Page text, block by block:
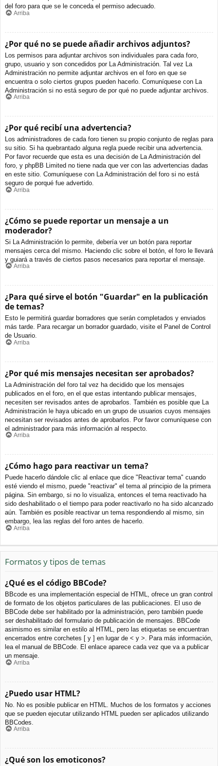
del foro para que se le conceda el permiso adecuado.
Arriba
¿Por qué no se puede añadir archivos adjuntos?
Los permisos para adjuntar archivos son individuales para cada foro,
grupo, usuario y son concedidos por La Administración. Tal vez La
Administración no permite adjuntar archivos en el foro en que se
encuentra o solo ciertos grupos pueden hacerlo. Comuníquese con La
Administración si no está seguro de por qué no puede adjuntar archivos.
Arriba
¿Por qué recibí una advertencia?
Los administradores de cada foro tienen su propio conjunto de reglas para
su sitio. Si ha quebrantado alguna regla puede recibir una advertencia.
Por favor recuerde que esta es una decisión de La Administración del
foro, y phpBB Limited no tiene nada que ver con las advertencias dadas
en este sitio. Comuníquese con La Administración del foro si no está
seguro de porqué fue advertido.
Arriba
¿Cómo se puede reportar un mensaje a un
moderador?
Si La Administración lo permite, debería ver un botón para reportar
mensajes cerca del mismo. Haciendo clic sobre el botón, el foro le llevará
y guiará a través de ciertos pasos necesarios para reportar el mensaje.
Arriba
¿Para qué sirve el botón "Guardar" en la publicación
de temas?
Esto le permitirá guardar borradores que serán completados y enviados
más tarde. Para recargar un borrador guardado, visite el Panel de Control
de Usuario.
Arriba
¿Por qué mis mensajes necesitan ser aprobados?
La Administración del foro tal vez ha decidido que los mensajes
publicados en el foro, en el que estas intentando publicar mensajes,
necesiten ser revisados antes de aprobarlos. También es posible que La
Administración le haya ubicado en un grupo de usuarios cuyos mensajes
necesitan ser revisados antes de aprobarlos. Por favor comuníquese con
el administrador para más información al respecto.
Arriba
¿Cómo hago para reactivar un tema?
Puede hacerlo dándole clic al enlace que dice "Reactivar tema" cuando
esté viendo el mismo, puede "reactivar" el tema al principio de la primera
página. Sin embargo, si no lo visualiza, entonces el tema reactivado ha
sido deshabilitado o el tiempo para poder reactivarlo no ha sido alcanzado
aún. También es posible reactivar un tema respondiendo al mismo, sin
embargo, lea las reglas del foro antes de hacerlo.
Arriba
Formatos y tipos de temas
¿Qué es el código BBCode?
BBcode es una implementación especial de HTML, ofrece un gran control
de formato de los objetos particulares de las publicaciones. El uso de
BBCode debe ser habilitado por la administración, pero también puede
ser deshabilitado del formulario de publicación de mensajes. BBCode
asimismo es similar en estilo al HTML, pero las etiquetas se encuentran
encerrados entre corchetes [ y ] en lugar de < y >. Para más información,
lea el manual de BBCode. El enlace aparece cada vez que va a publicar
un mensaje.
Arriba
¿Puedo usar HTML?
No. No es posible publicar en HTML. Muchos de los formatos y acciones
que se pueden ejecutar utilizando HTML pueden ser aplicados utilizando
BBCodes.
Arriba
¿Qué son los emoticonos?